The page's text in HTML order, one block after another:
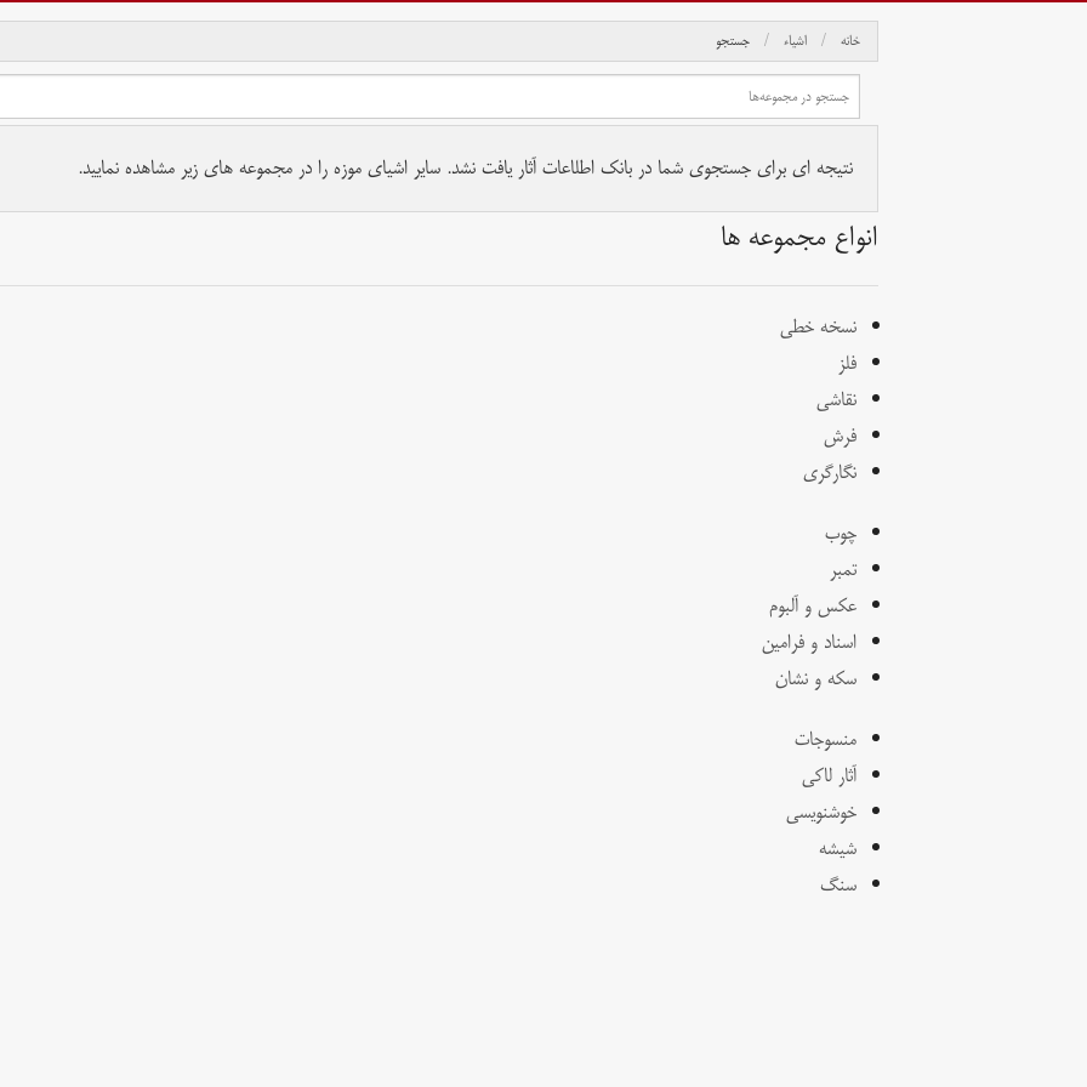
خانه اشیاء جستجو
نتیجه ای برای جستجوی شما در بانک اطلاعات آثار یافت نشد. سایر اشیای موزه را در مجموعه های زیر مشاهده نمایید.
انواع مجموعه ها
نسخه خطی
فلز
نقاشی
فرش
نگارگری
چوب
تمبر
عکس و آلبوم
اسناد و فرامین
سکه و نشان
منسوجات
آثار لاکی
خوشنویسی
شیشه
سنگ
تمام حقوق برای موسسه کتابخانه و موزه ملی ملک محفوظ است.